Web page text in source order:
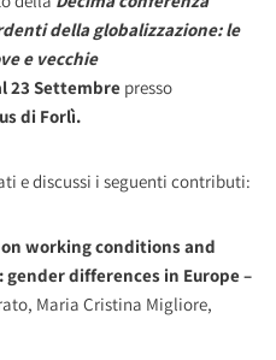
della globalizzazione: le
e vecchie
23 Settembre presso
di Forlì.
e discussi i seguenti contributi:
working conditions and
differences in Europe –
Maria Cristina Migliore,